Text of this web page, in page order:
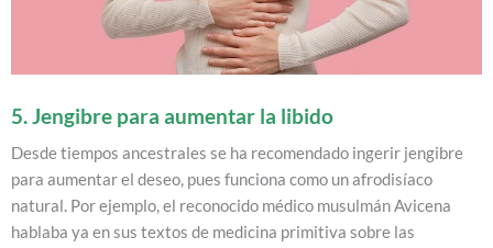
5. Jengibre para aumentar la libido
Desde tiempos ancestrales se ha recomendado ingerir jengibre
para aumentar el deseo, pues funciona como un afrodisíaco
natural. Por ejemplo, el reconocido médico musulmán Avicena
hablaba ya en sus textos de medicina primitiva sobre las